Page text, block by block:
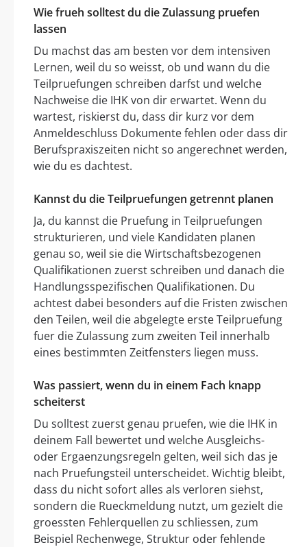
Wie frueh solltest du die Zulassung pruefen
lassen
Du machst das am besten vor dem intensiven
Lernen, weil du so weisst, ob und wann du die
Teilpruefungen schreiben darfst und welche
Nachweise die IHK von dir erwartet. Wenn du
wartest, riskierst du, dass dir kurz vor dem
Anmeldeschluss Dokumente fehlen oder dass dir
Berufspraxiszeiten nicht so angerechnet werden,
wie du es dachtest.
Kannst du die Teilpruefungen getrennt planen
Ja, du kannst die Pruefung in Teilpruefungen
strukturieren, und viele Kandidaten planen
genau so, weil sie die Wirtschaftsbezogenen
Qualifikationen zuerst schreiben und danach die
Handlungsspezifischen Qualifikationen. Du
achtest dabei besonders auf die Fristen zwischen
den Teilen, weil die abgelegte erste Teilpruefung
fuer die Zulassung zum zweiten Teil innerhalb
eines bestimmten Zeitfensters liegen muss.
Was passiert, wenn du in einem Fach knapp
scheiterst
Du solltest zuerst genau pruefen, wie die IHK in
deinem Fall bewertet und welche Ausgleichs-
oder Ergaenzungsregeln gelten, weil sich das je
nach Pruefungsteil unterscheidet. Wichtig bleibt,
dass du nicht sofort alles als verloren siehst,
sondern die Rueckmeldung nutzt, um gezielt die
groessten Fehlerquellen zu schliessen, zum
Beispiel Rechenwege, Struktur oder fehlende